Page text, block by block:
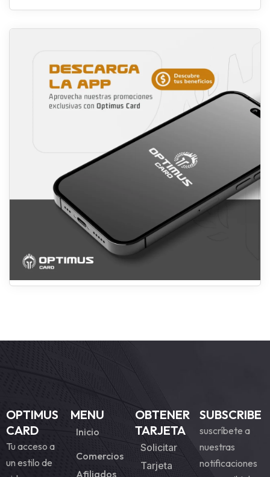
OPTIMUS
CARD
Tu acceso a
un estilo de
MENU
Inicio
Comercios
Afiliados
OBTENER
TARJETA
Solicitar
Tarjeta
SUBSCRIBE
suscríbete a
nuestras
notificaciones